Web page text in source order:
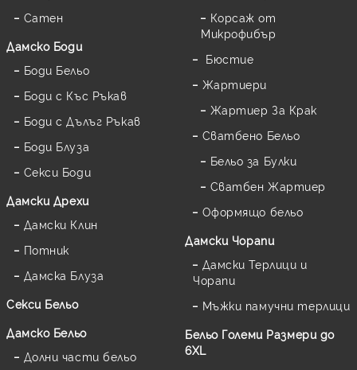
Сатен
Дамскo Боди
Боди Бельо
Боди с Къс Ръкав
Боди с Дълъг Ръкав
Боди Блуза
Секси Боди
Дамски Дрехи
Дамски Клин
Потник
Дамска Блуза
Секси Бельо
Дамско Бельо
Долни части бельо
Корсаж от
Микрофибър
Бюстие
Жартиери
Жартиер За Крак
Сватбено Бельо
Бельо за Булки
Сватбен Жартиер
Оформящо бельо
Дамски Чорапи
Дамски Терлици и
Чорапи
Мъжки памучни терлици
Бельо Големи Размери до
6XL